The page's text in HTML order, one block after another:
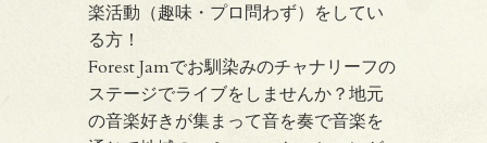
楽活動（趣味・プロ問わず）をしてい
る方！
Forest Jamでお馴染みのチャナリーフの
ステージでライブをしませんか？地元
の音楽好きが集まって音を奏で音楽を